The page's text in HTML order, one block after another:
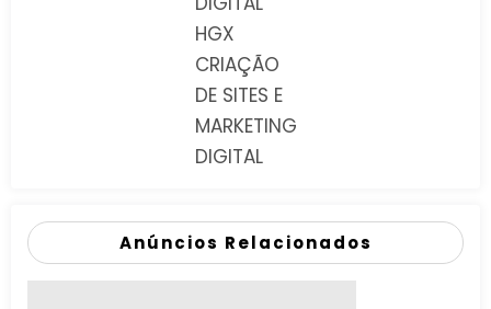
HGX
CRIAÇÃO
DE SITES E
MARKETING
DIGITAL
Anúncios Relacionados